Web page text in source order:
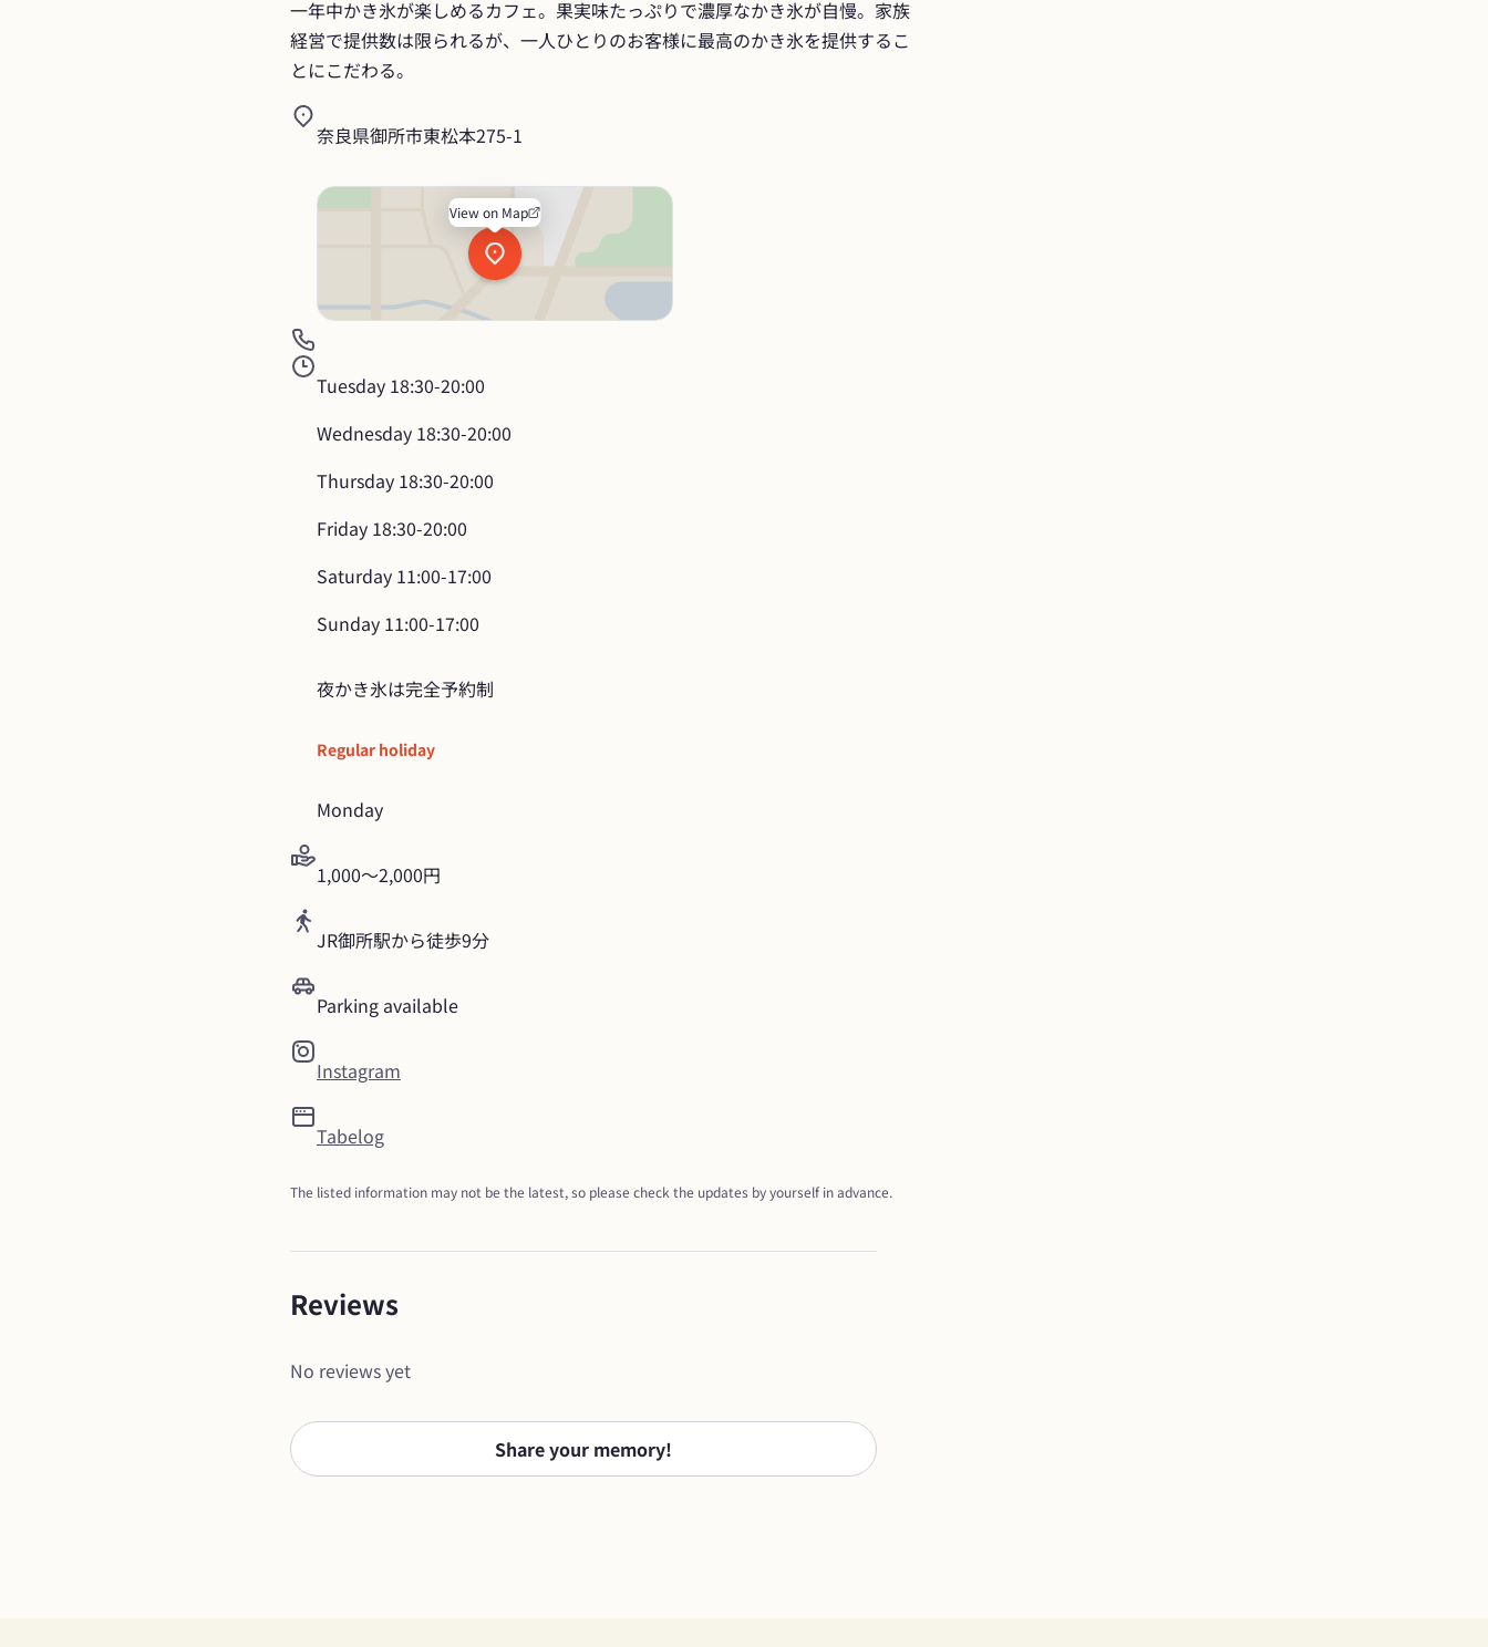
一年中かき氷が楽しめるカフェ。果実味たっぷりで濃厚なかき氷が自慢。家族
経営で提供数は限られるが、一人ひとりのお客様に最高のかき氷を提供するこ
とにこだわる。
奈良県御所市東松本275-1
View on Map
Tuesday 18:30-20:00
Wednesday 18:30-20:00
Thursday 18:30-20:00
Friday 18:30-20:00
Saturday 11:00-17:00
Sunday 11:00-17:00
夜かき氷は完全予約制
Regular holiday
Monday
1,000〜2,000円
JR御所駅から徒歩9分
Parking available
Instagram
Tabelog
The listed information may not be the latest, so please check the updates by yourself in advance.
Reviews
No reviews yet
Share your memory!